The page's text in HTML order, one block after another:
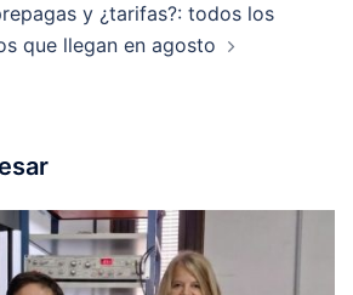
y ¿tarifas?: todos los
que llegan en agosto